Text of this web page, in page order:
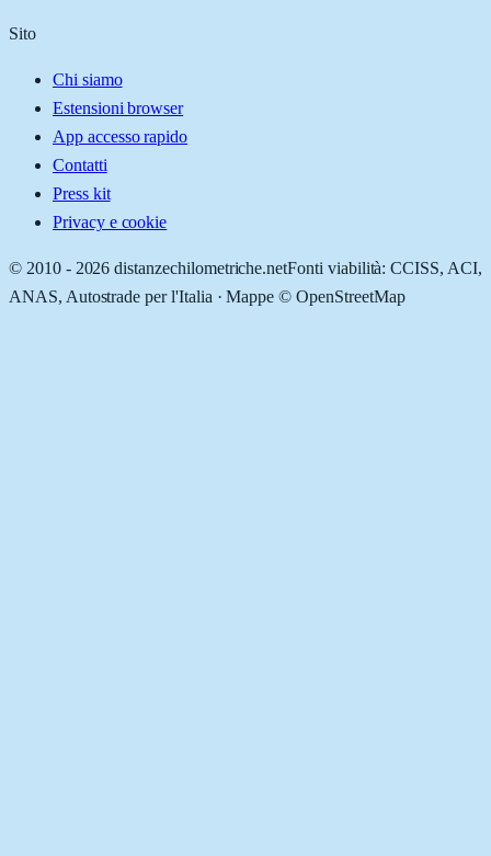
Sito
Chi siamo
Estensioni browser
App accesso rapido
Contatti
Press kit
Privacy e cookie
© 2010 - 2026 distanzechilometriche.netFonti viabilità: CCISS, ACI,
ANAS, Autostrade per l'Italia · Mappe © OpenStreetMap